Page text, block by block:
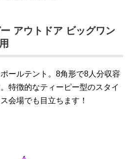
アウトドア ビッグワン
ールテント。8角形で8人分収容
特徴的なティーピー型のスタイ
会場でも目立ちます！